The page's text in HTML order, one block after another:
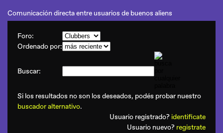
Comunicación directa entre usuarios de buenos aliens
Foro:
Ordenado por:
Buscar:
Si los resultados no son los deseados, podés probar nuestro
buscador alternativo.
Usuario registrado? identificate
Usuario nuevo? registrate